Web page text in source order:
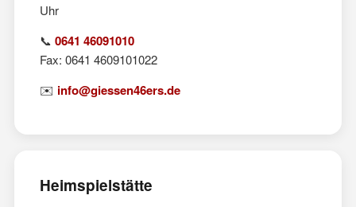
Uhr
📞 0641 46091010
Fax: 0641 4609101022
✉️ info@giessen46ers.de
Heimspielstätte